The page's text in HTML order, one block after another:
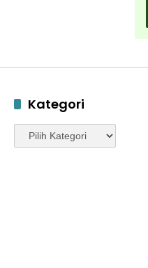
Kategori
Kategori